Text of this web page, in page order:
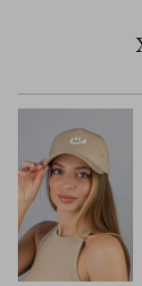
Выбирая для витрины
бикини – состоит из
бикини-стринги – в
танкини – с
бандокини – вместо
трикини – добавлено
монокини – плавки
буркини (бодикини) –
костюм (лосины,
Как видно,